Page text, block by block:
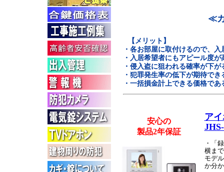
≪
【メリット】
・各お部屋に取付けるので、
・入居希望者にもアピール度
・侵入盗に狙われる確率が下
・犯罪発生率の低下が期待で
・一括損金計上できる価格で
安心の
製品2年保証
ア
・「
横ま
モデ
か分